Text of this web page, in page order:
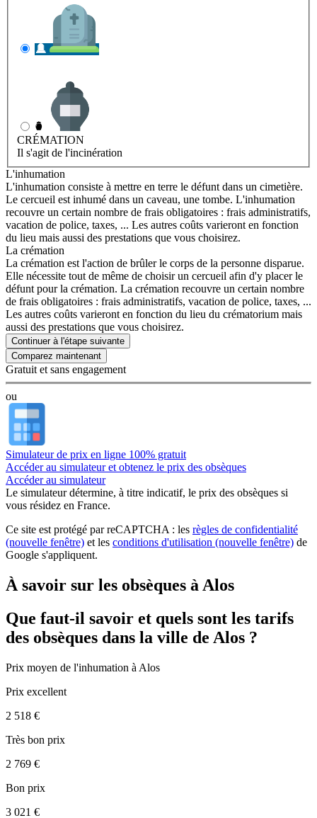
CRÉMATION
Il s'agit de l'incinération
L'inhumation
L'inhumation consiste à mettre en terre le défunt dans un cimetière.
Le cercueil est inhumé dans un caveau, une tombe. L'inhumation
recouvre un certain nombre de frais obligatoires : frais administratifs,
vacation de police, taxes, ... Les autres coûts varieront en fonction
du lieu mais aussi des prestations que vous choisirez.
La crémation
La crémation est l'action de brûler le corps de la personne disparue.
Elle nécessite tout de même de choisir un cercueil afin d'y placer le
défunt pour la crémation. La crémation recouvre un certain nombre
de frais obligatoires : frais administratifs, vacation de police, taxes, ...
Les autres coûts varieront en fonction du lieu du crématorium mais
aussi des prestations que vous choisirez.
Continuer à l'étape suivante
Gratuit et sans engagement
ou
Simulateur de prix en ligne 100% gratuit
Accéder au simulateur et obtenez le prix des obsèques
Accéder au simulateur
Le simulateurdétermine, à titre indicatif, le prix des obsèques si
vous résidez en France.
Ce site est protégé par reCAPTCHA : les règles de confidentialité
(nouvelle fenêtre) et les conditions d'utilisation (nouvelle fenêtre) de
Google s'appliquent.
À savoir sur les obsèques à Alos
Que faut-il savoir et quels sont les tarifs
des obsèques dans la ville de Alos ?
Prix moyen de l'inhumation à Alos
Prix excellent
2 518 €
Très bon prix
2 769 €
Bon prix
3 021 €